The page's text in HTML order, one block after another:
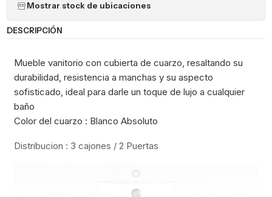
Mostrar stock de ubicaciones
DESCRIPCIÓN
Mueble vanitorio con cubierta de cuarzo, resaltando su
durabilidad, resistencia a manchas y su aspecto
sofisticado, ideal para darle un toque de lujo a cualquier
baño
Color del cuarzo : Blanco Absoluto
Distribucion : 3 cajones / 2 Puertas